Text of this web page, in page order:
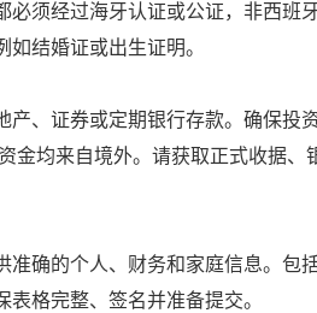
必须经过海牙认证或公证，非西班
结婚证或出生证明。
产、证券或定期银行存款。确保投
金均来自境外。请获取正式收据
准确的个人、财务和家庭信息。包
格完整、签名并准备提交。